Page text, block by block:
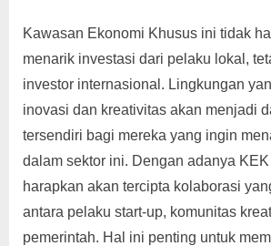
Kawasan Ekonomi Khusus ini tidak
menarik investasi dari pelaku lokal,
investor internasional. Lingkungan
inovasi dan kreativitas akan menjadi
tersendiri bagi mereka yang ingin
dalam sektor ini. Dengan adanya
harapkan akan tercipta kolaborasi
antara pelaku start-up, komunitas
pemerintah. Hal ini penting untuk